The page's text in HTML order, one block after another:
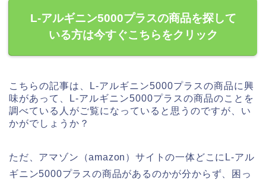
L-アルギニン5000プラスの商品を探して
いる方は今すぐこちらをクリック
こちらの記事は、L-アルギニン5000プラスの商品に興
味があって、L-アルギニン5000プラスの商品のことを
調べている人がご覧になっていると思うのですが、い
かがでしょうか？
ただ、アマゾン（amazon）サイトの一体どこにL-アル
ギニン5000プラスの商品があるのかが分からず、困っ